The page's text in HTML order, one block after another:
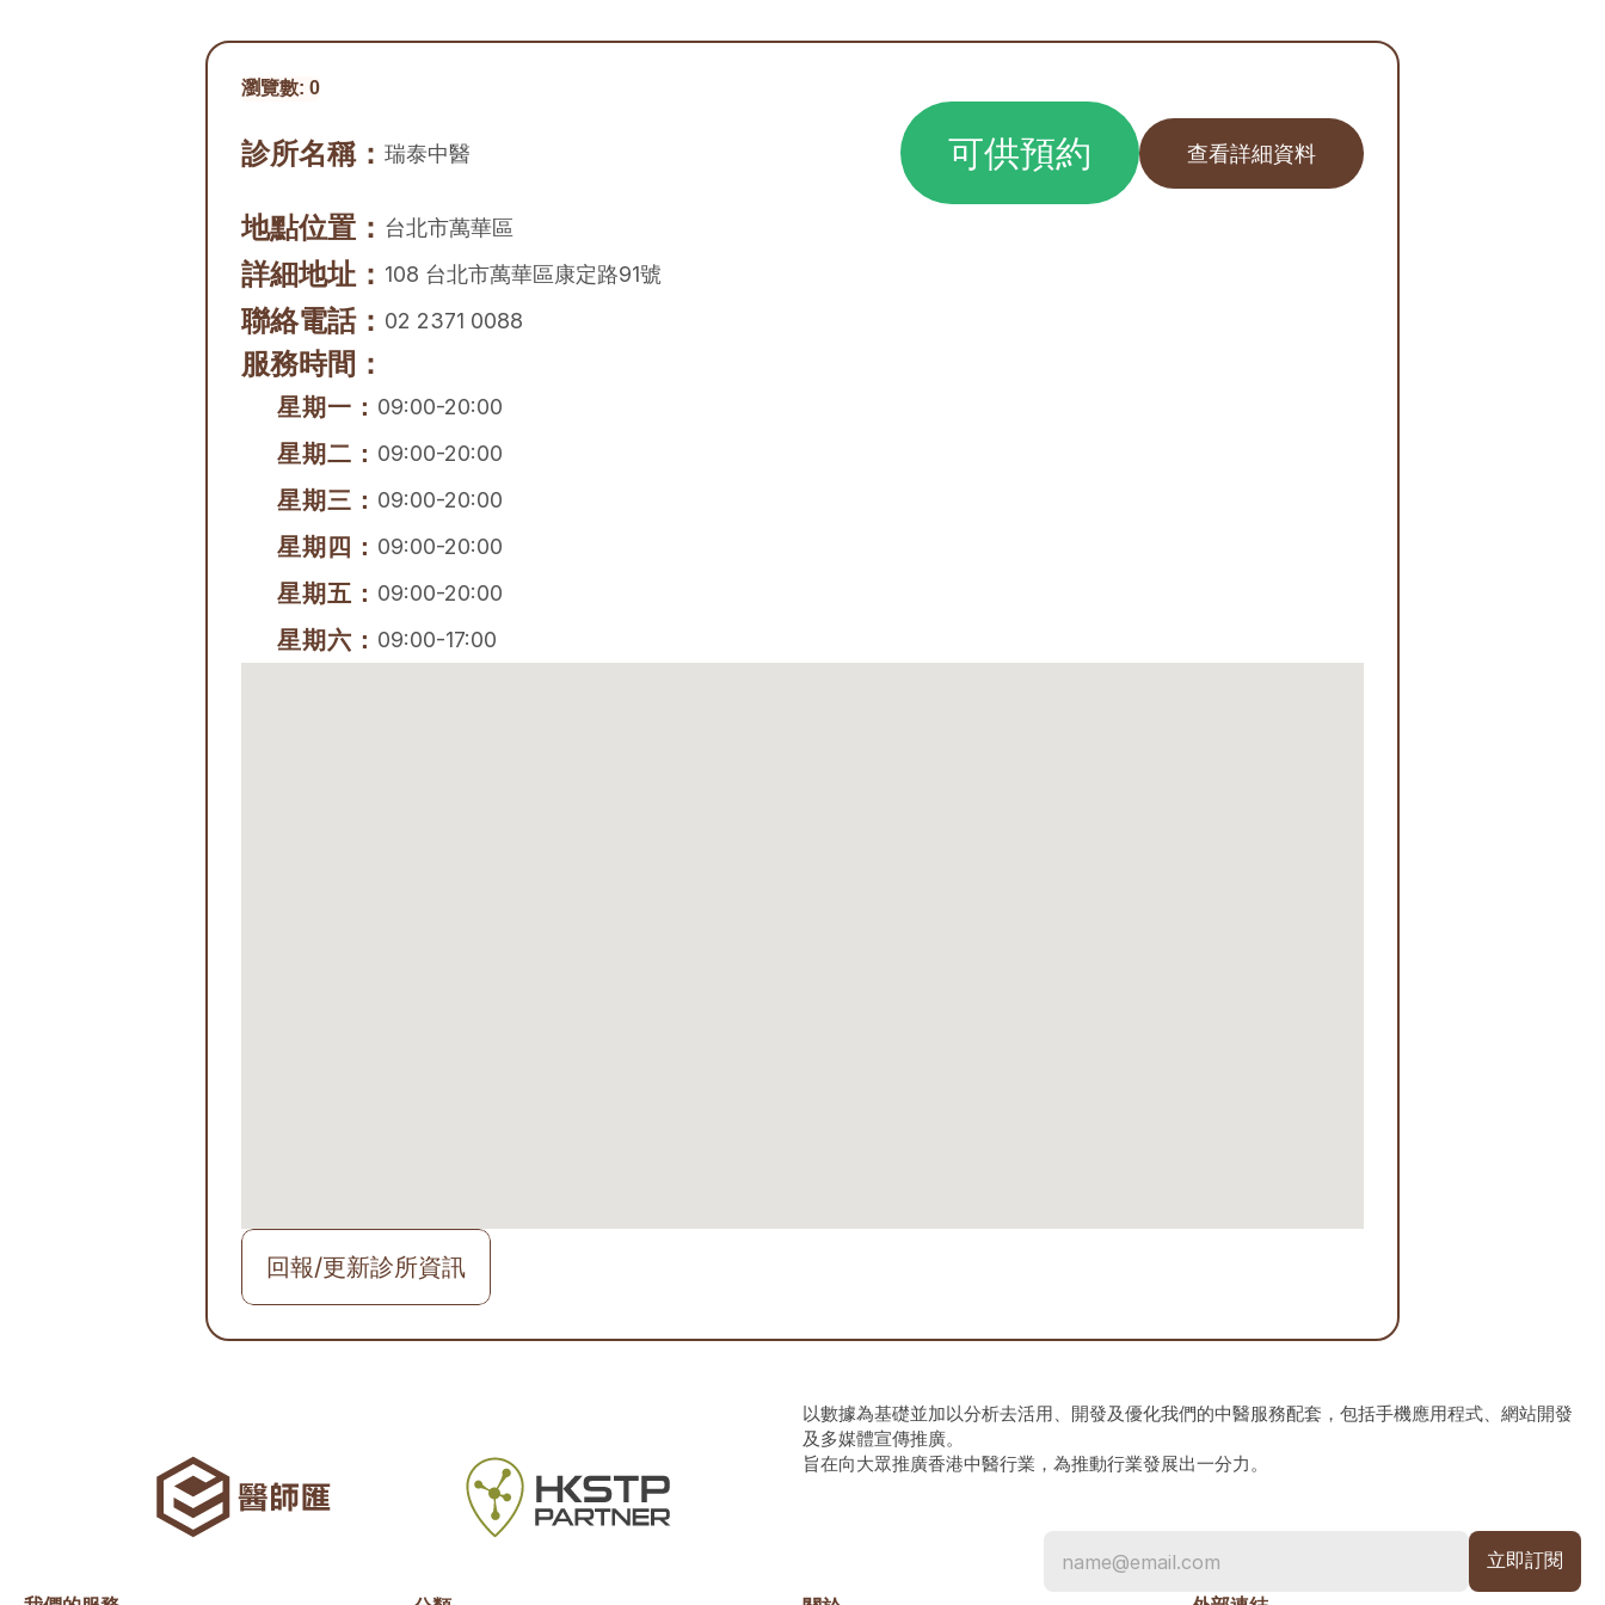
瀏覽數: 0
診所名稱： 瑞泰中醫 可供預約 查看詳細資料
地點位置： 台北市萬華區
詳細地址： 108 台北市萬華區康定路91號
聯絡電話： 02 2371 0088
服務時間：
星期一： 09:00-20:00
星期二： 09:00-20:00
星期三： 09:00-20:00
星期四： 09:00-20:00
星期五： 09:00-20:00
星期六： 09:00-17:00
回報/更新診所資訊
以數據為基礎並加以分析去活用、開發及優化我們的中醫服務配套，包括手機應用程式、網站開發
及多媒體宣傳推廣。
旨在向大眾推廣香港中醫行業，為推動行業發展出一分力。